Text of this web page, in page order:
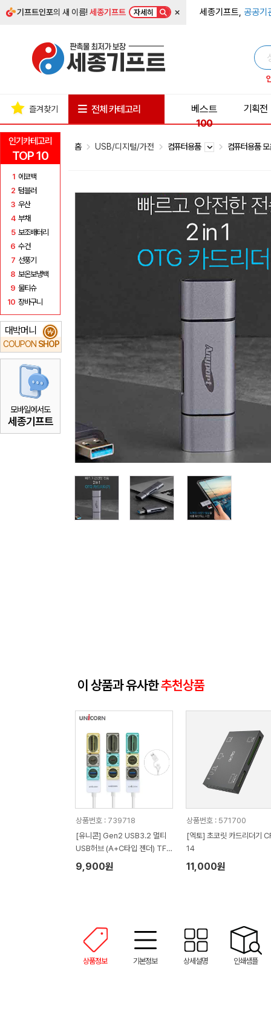
기프트인포의 새 이름!세종기프트 자세히 × 세종기프트, 공공기
인기카테고리
TOP 10
1 에코백
2 텀블러
3 우산
4 부채
5 보조배터리
6 수건
7 선풍기
8 보온보냉백
9 물티슈
10 장바구니
대박머니
COUPON SHOP
₩
모바일에서도
세종기프트
즐겨찾기 전체 카테고리
베스트
100
기획전
홈 USB/디지털/가전 컴퓨터용품 컴퓨터용품
이 상품과 유사한추천상품
상품번호 : 739718
[유니콘] Gen2 USB3.2 멀티
USB허브 (A+C타입 젠더) TF
SD카드리더기 RHC-300C (2
3mm x 101mm x 17mm / 케
9,900원
상품번호 : 571700
[엑토] 초코릿 카드리더기
14
11,000원
상품정보 기본정보 상세설명 인쇄샘플